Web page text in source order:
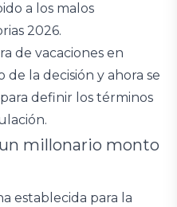
a los malos
2026.
de vacaciones en
de la decisión y ahora se
definir los términos
millonario monto
establecida para la